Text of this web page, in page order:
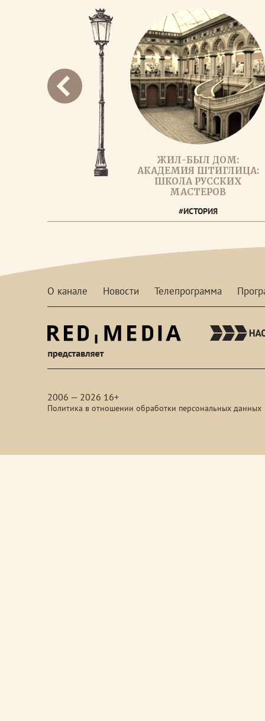
ЖИЛ-БЫЛ ДОМ:
АКАДЕМИЯ ШТИГЛИЦА:
ШКОЛА РУССКИХ
МАСТЕРОВ
#ИСТОРИЯ
О канале Новости Телепрограмма
2006 — 2026 16+
Политика в отношении обработки персональных данных